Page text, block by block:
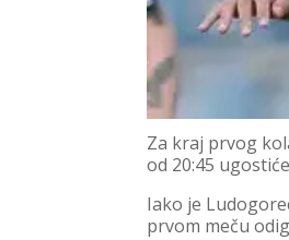
Za kraj prvog
od 20:45
Iako je
prvom meču